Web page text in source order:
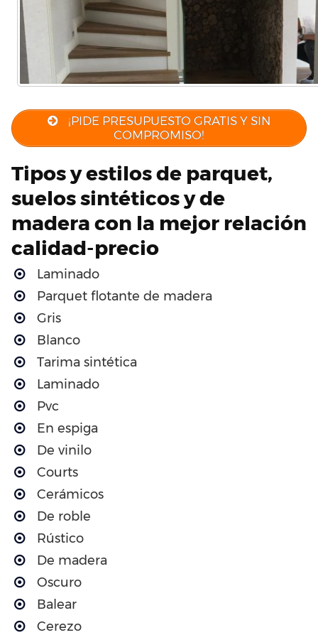
¡PIDE PRESUPUESTO GRATIS Y SIN
COMPROMISO!
Tipos y estilos de parquet,
suelos sintéticos y de
madera con la mejor relación
calidad-precio
Laminado
Parquet flotante de madera
Gris
Blanco
Tarima sintética
Laminado
Pvc
En espiga
De vinilo
Courts
Cerámicos
De roble
Rústico
De madera
Oscuro
Balear
Cerezo